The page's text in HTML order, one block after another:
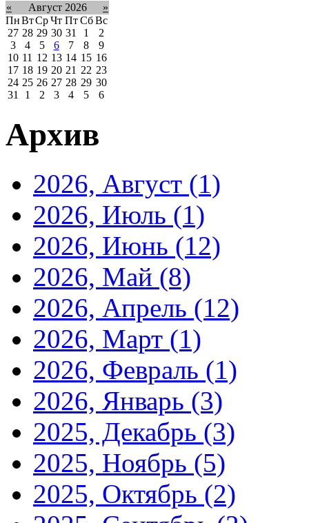
« Август 2026
»
ПнВтСрЧт Пт Сб Вс
27 28 29 30 31 1
2
3
4 5 6 7 8
9
10 11 12 13 14 15 16
17 18 19 20 21 22 23
24 25 26 27 28 29 30
31
1 2 3 4 5 6
Архив
2026, Август (1)
2026, Июль (1)
2026, Июнь (12)
2026, Май (8)
2026, Апрель (12)
2026, Март (1)
2026, Февраль (1)
2026, Январь (3)
2025, Декабрь (3)
2025, Ноябрь (5)
2025, Октябрь (2)